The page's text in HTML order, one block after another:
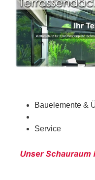
Bauelemente &
Service